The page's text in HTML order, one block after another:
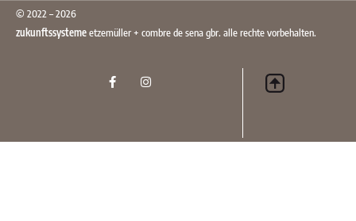
© 2022 – 2026
zukunftssystemeetzemüller + combre de sena gbr. alle rechte vorbehalten.